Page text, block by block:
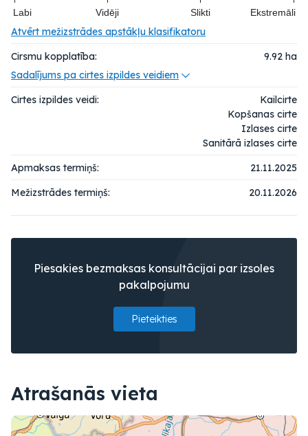
Labi Vidēji Slikti Ekstremāli
Atvērt mežizstrādes apstākļu klasifikatoru
Cirsmu kopplatība:
9.92 ha
Sadalījums pa cirtes izpildes veidiem
Cirtes izpildes veidi:
Kailcirte
Kopšanas cirte
Izlases cirte
Sanitārā izlases cirte
Apmaksas termiņš:
21.11.2025
Mežizstrādes termiņš:
20.11.2026
Piesakies bezmaksas konsultācijai par izsoles
pakalpojumu
Pieteikties
Atrašanās vieta